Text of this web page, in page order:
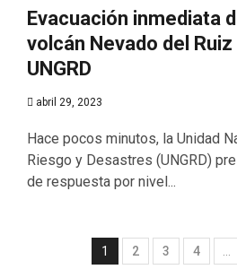
Evacuación inmediata
volcán Nevado del
UNGRD
abril 29, 2023
Hace pocos minutos, la Unidad
Riesgo y Desastres (UNGRD)
de respuesta por nivel...
1 2 3 4